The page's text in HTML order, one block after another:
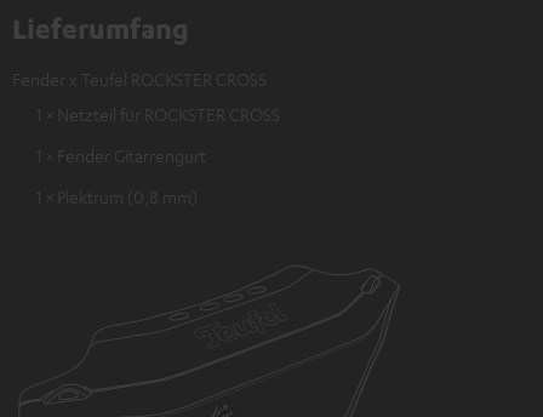
Lieferumfang
Fender x Teufel ROCKSTER CROSS
1 × Netzteil für ROCKSTER CROSS
1 × Fender Gitarrengurt
1 × Plektrum (0,8 mm)